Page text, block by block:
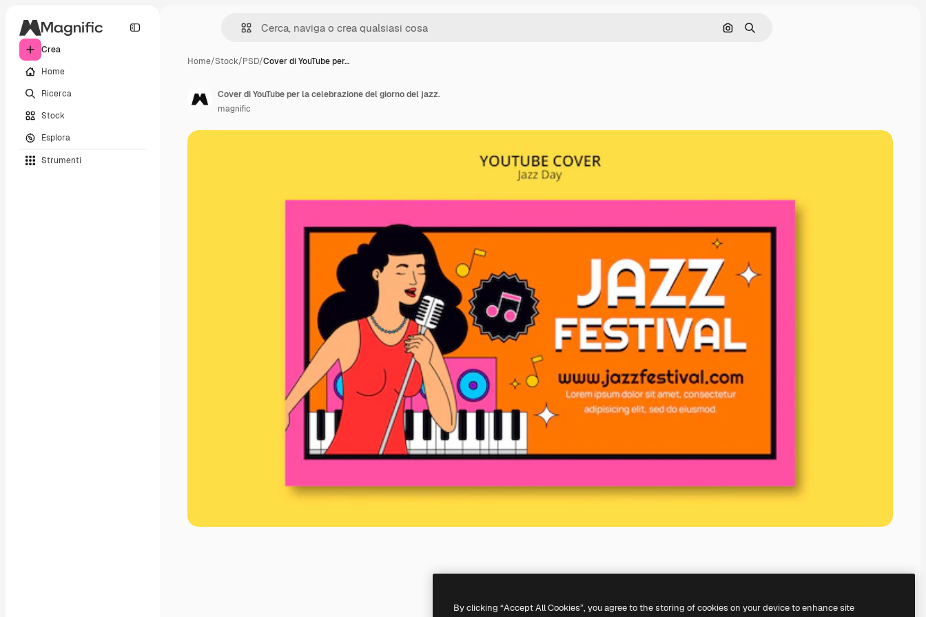
Crea
Home
Ricerca
Stock
Esplora
Strumenti
Cerca per immagine
Ricerca
Home/Stock/PSD/Cover di YouTube per…
Cover di YouTube per la celebrazione del giorno del jazz.
magnific
By clicking “Accept All Cookies”, you agree to the storing of cookies on your device to enhance site